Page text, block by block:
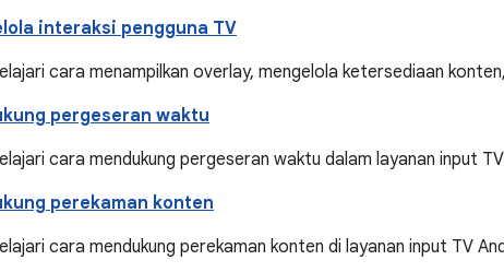
interaksi pengguna TV
cara menampilkan overlay, mengelola ketersediaan
pergeseran waktu
cara mendukung pergeseran waktu dalam layanan input
perekaman konten
cara mendukung perekaman konten di layanan input TV